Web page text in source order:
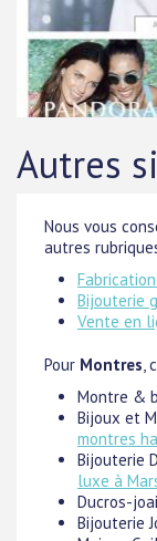
Autres
Nous vous
autres
Bijouterie
Vente en
Pour Montres,
Montre &
Bijoux et
montres
Bijouterie
luxe à
Ducros-
Bijouterie